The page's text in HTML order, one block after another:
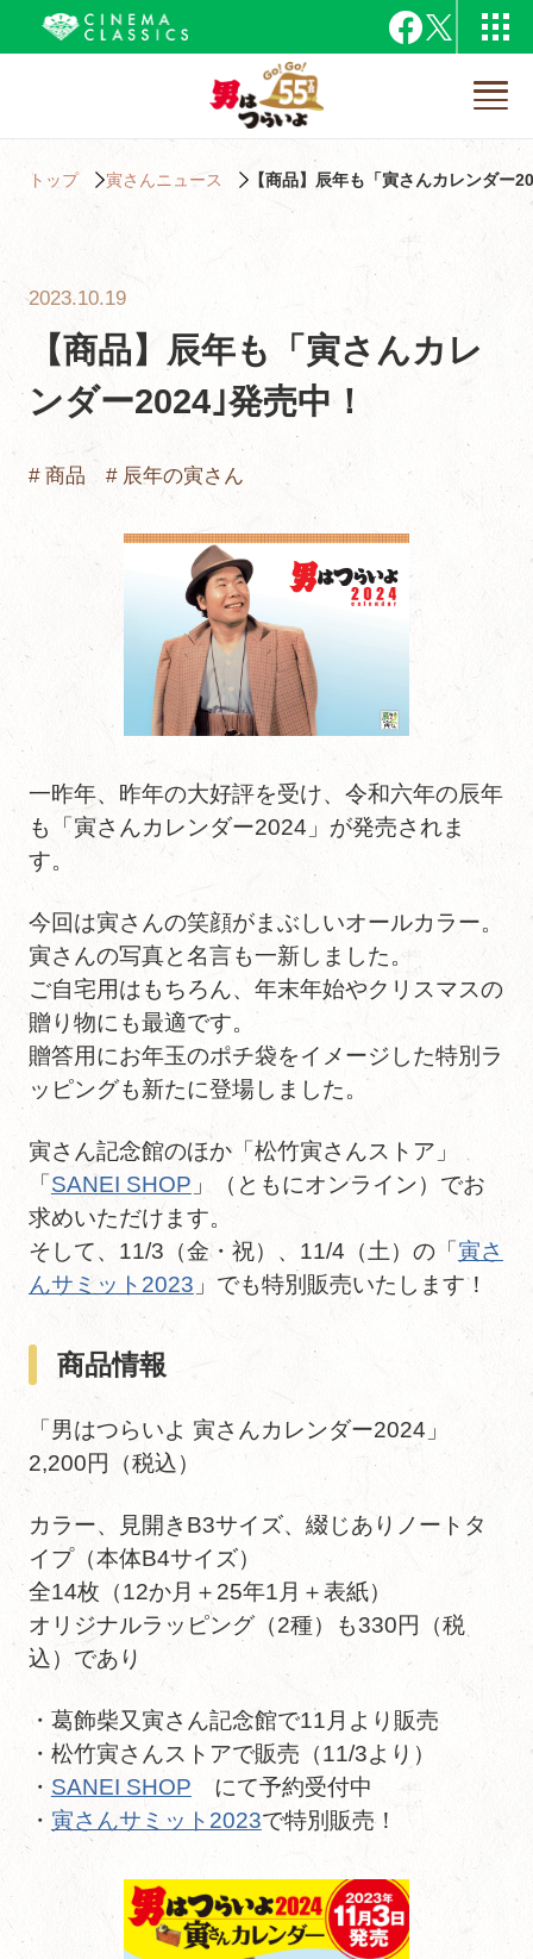
トップ 寅さんニュース 【商品】辰年も「寅さんカレンダー
2023.10.19
【商品】辰年も「寅さんカレ
ンダー2024｣発売中！
# 商品 # 辰年の寅さん
一昨年、昨年の大好評を受け、令和六年の辰年
も「寅さんカレンダー2024」が発売されま
す。
今回は寅さんの笑顔がまぶしいオールカラー。
寅さんの写真と名言も一新しました。
ご自宅用はもちろん、年末年始やクリスマスの
贈り物にも最適です。
贈答用にお年玉のポチ袋をイメージした特別ラ
ッピングも新たに登場しました。
寅さん記念館のほか「松竹寅さんストア」
「 SANEI SHOP 」（ともにオンライン）でお
求めいただけます。
そして、11/3（金・祝）、11/4（土）の「 寅さ
んサミット2023 」でも特別販売いたします！
商品情報
「男はつらいよ 寅さんカレンダー2024」
2,200円（税込）
カラー、見開きB3サイズ、綴じありノートタ
イプ（本体B4サイズ）
全14枚（12か月＋25年1月＋表紙）
オリジナルラッピング（2種）も330円（税
込）であり
・葛飾柴又寅さん記念館で11月より販売
・松竹寅さんストアで販売（11/3より）
・ SANEI SHOP にて予約受付中
・ 寅さんサミット2023で特別販売！